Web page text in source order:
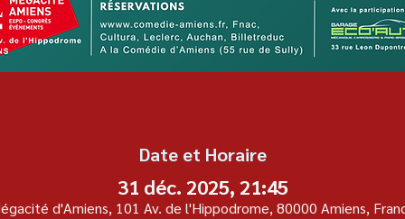
Date et Horaire
31 déc. 2025, 21:45
d'Amiens, 101 Av. de l'Hippodrome, 80000 Amiens,